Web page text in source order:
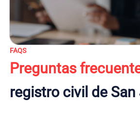
FAQS
Preguntas
registro civil de